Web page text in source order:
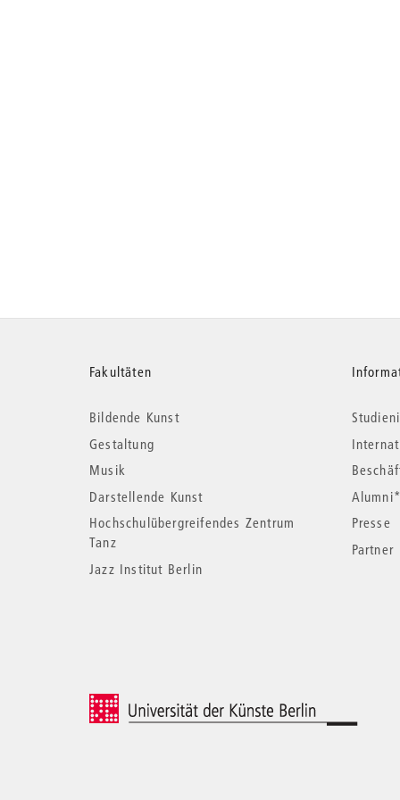
Weitere
Informationen
Fakultäten
Bildende Kunst
Gestaltung
Musik
Darstellende Kunst
Hochschulübergreifendes Zentrum
Tanz
Jazz Institut Berlin
Presse
Partner
© 2026 Universität der Künste Berlin